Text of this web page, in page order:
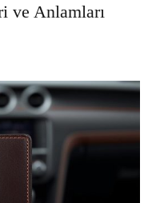
ve Anlamları